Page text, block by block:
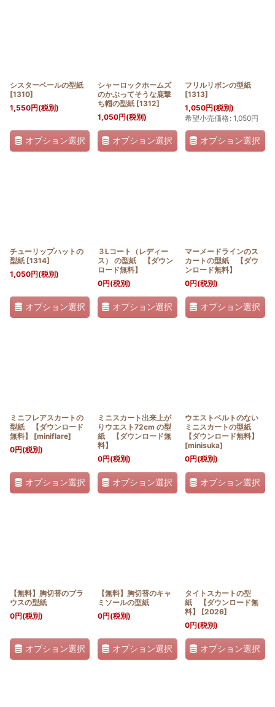
シスターベールの型紙
[1310]
1,550円(税別)
オプション選択
シャーロックホームズ
のかぶってそうな鹿撃
ち帽の型紙 [1312]
1,050円(税別)
オプション選択
フリルリボンの型紙
[1313]
1,050円(税別)
希望小売価格: 1,050円
オプション選択
チューリップハットの
型紙 [1314]
1,050円(税別)
オプション選択
３Lコート（レディー
ス） の型紙 【ダウン
ロード無料】
0円(税別)
オプション選択
マーメードラインのス
カートの型紙 【ダウ
ンロード無料】
0円(税別)
オプション選択
ミニフレアスカートの
型紙 【ダウンロード
無料】
[miniflare]
0円(税別)
オプション選択
ミニスカート出来上が
りウエスト72cm の型
紙 【ダウンロード無
料】
0円(税別)
オプション選択
ウエストベルトのない
ミニスカートの型紙
【ダウンロード無料】
[minisuka]
0円(税別)
オプション選択
【無料】胸切替のブラ
ウスの型紙
0円(税別)
オプション選択
【無料】胸切替のキャ
ミソールの型紙
0円(税別)
オプション選択
タイトスカートの型
紙 【ダウンロード無
料】
[2026]
0円(税別)
オプション選択